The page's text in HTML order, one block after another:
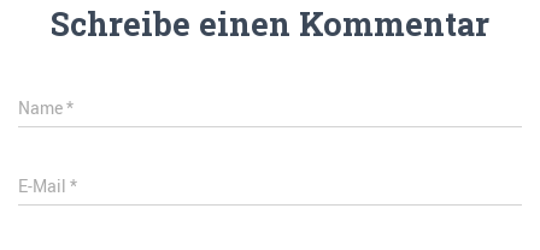
Schreibe einen Kommentar
Name*
E-Mail *